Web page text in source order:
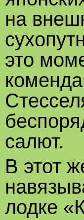
на
это
салют.
В этот
лодке